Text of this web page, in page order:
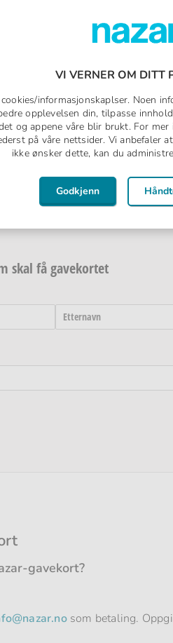
Telefon
skal få gavekortet
gavekort?
som betaling.
VI VERNER OM DITT
informasjonskaplser. Noen
opplevelsen din, tilpasse
og appene våre blir brukt. For
på våre nettsider. Vi
ikke ønsker dette, kan du
Godkjenn